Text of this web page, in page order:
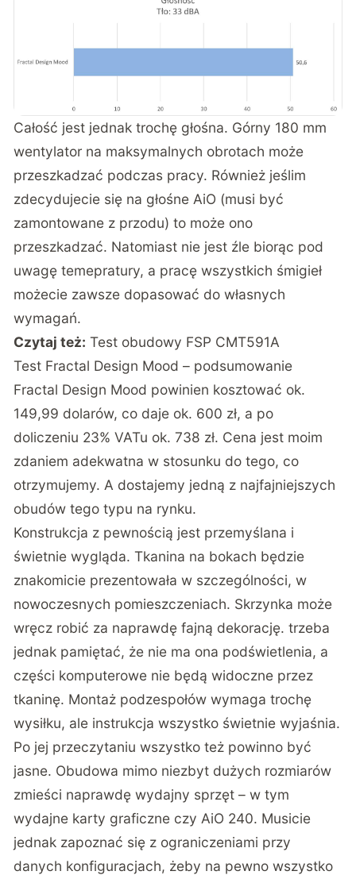
Całość jest jednak trochę głośna. Górny 180 mm
wentylator na maksymalnych obrotach może
przeszkadzać podczas pracy. Również jeślim
zdecydujecie się na głośne AiO (musi być
zamontowane z przodu) to może ono
przeszkadzać. Natomiast nie jest źle biorąc pod
uwagę temepratury, a pracę wszystkich śmigieł
możecie zawsze dopasować do własnych
wymagań.
Czytaj też: Test obudowy FSP CMT591A
Test Fractal Design Mood – podsumowanie
Fractal Design Mood powinien kosztować ok.
149,99 dolarów, co daje ok. 600 zł, a po
doliczeniu 23% VATu ok. 738 zł. Cena jest moim
zdaniem adekwatna w stosunku do tego, co
otrzymujemy. A dostajemy jedną z najfajniejszych
obudów tego typu na rynku.
Konstrukcja z pewnością jest przemyślana i
świetnie wygląda. Tkanina na bokach będzie
znakomicie prezentowała w szczególności, w
nowoczesnych pomieszczeniach. Skrzynka może
wręcz robić za naprawdę fajną dekorację. trzeba
jednak pamiętać, że nie ma ona podświetlenia, a
części komputerowe nie będą widoczne przez
tkaninę. Montaż podzespołów wymaga trochę
wysiłku, ale instrukcja wszystko świetnie wyjaśnia.
Po jej przeczytaniu wszystko też powinno być
jasne. Obudowa mimo niezbyt dużych rozmiarów
zmieści naprawdę wydajny sprzęt – w tym
wydajne karty graficzne czy AiO 240. Musicie
jednak zapoznać się z ograniczeniami przy
danych konfiguracjach, żeby na pewno wszystko